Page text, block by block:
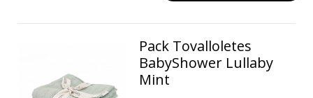
Pack Tovalloletes
BabyShower Lullaby
Mint